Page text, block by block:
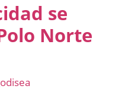
se
Norte